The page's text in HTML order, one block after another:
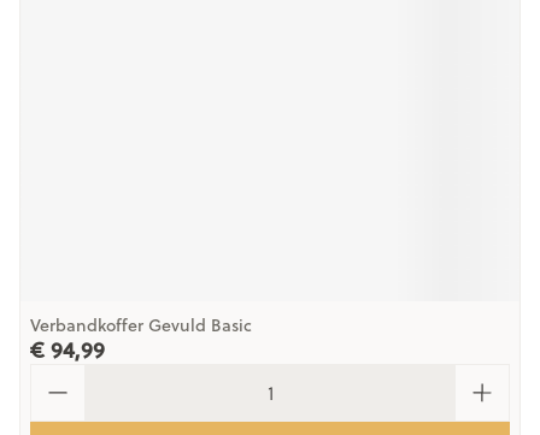
Verbandkoffer Gevuld Basic
€ 94,99